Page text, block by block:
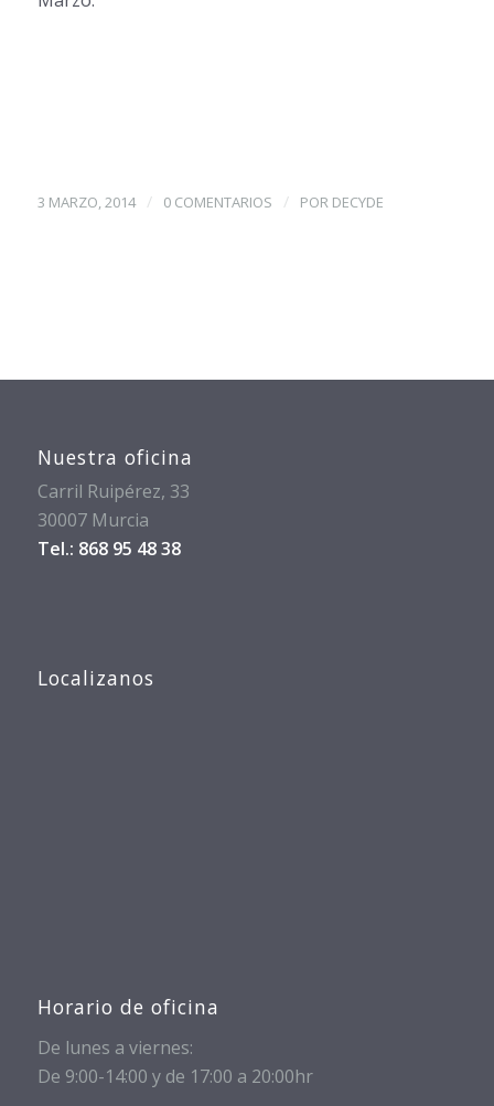
3 MARZO, 2014 / 0 COMENTARIOS / POR DECYDE
Nuestra oficina
Carril Ruipérez, 33
30007 Murcia
Tel.: 868 95 48 38
Localizanos
Horario de oficina
De lunes a viernes:
De 9:00-14:00 y de 17:00 a 20:00hr